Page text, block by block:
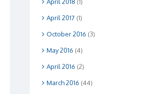
April 2017 (1)
October 2016 (3)
May 2016 (4)
April 2016 (2)
March 2016 (44)